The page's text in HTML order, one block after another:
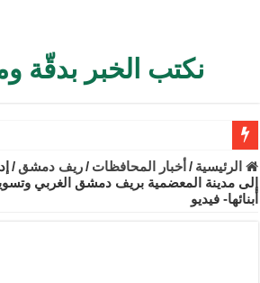
نكتب الخبر بدقّة
الأمن الداخلي يعثر على مقبرة جماعية في ريف
الوزير الشيباني يبحث في باريس تعزيز
الرئيسية / أخبار المحافظات /ريف دمشق /
إلى مدينة المعضمية بريف دمشق الغربي
أبنائها- فيديو